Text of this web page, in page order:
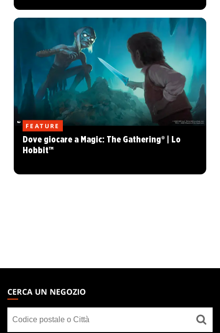
FEATURE
Dove giocare a Magic: The Gathering® | Lo
Hobbit™
THE
GATHERING
FOOTER
CERCA UN NEGOZIO
un